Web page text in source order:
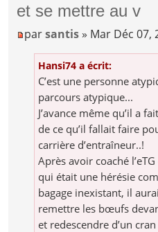
et se mettre au v
parsantis » Mar Déc 07,
Hansi74 a écrit:
C’est une personne
parcours atypique...
J’avance même qu’il a
de ce qu’il fallait faire
carrière d’entraîneur..!
Après avoir coaché
qui était une hérésie
bagage inexistant, il
remettre les bœufs
et redescendre d’un